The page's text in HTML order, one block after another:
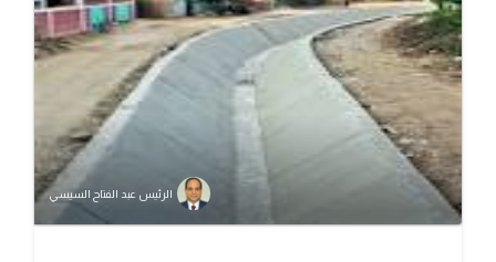
الرئيس عبد الفتاح السيسي